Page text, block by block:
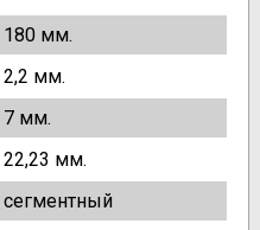
180 мм.
2,2 мм.
7 мм.
22,23 мм.
сегментный